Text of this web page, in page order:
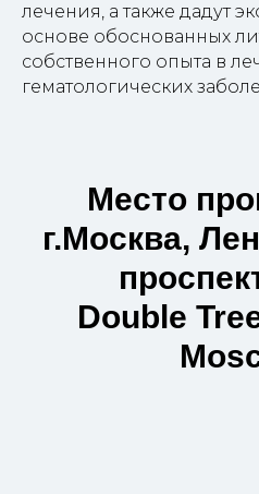
лечения, а также дадут
основе обоснованных
собственного опыта в
гематологических
Место
г.Москва,
Double